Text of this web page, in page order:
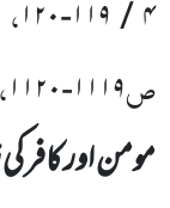
۴/۱۱۹-۱۲۰
ص۱۱۱۹-۱۱۲۰
مومن اور کافر